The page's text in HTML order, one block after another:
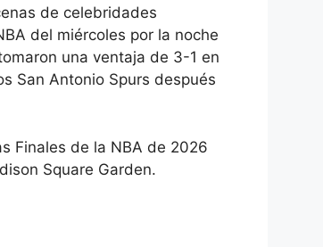
de celebridades
del miércoles por la noche
una ventaja de 3-1 en
San Antonio Spurs después
Finales de la NBA de 2026
Square Garden.